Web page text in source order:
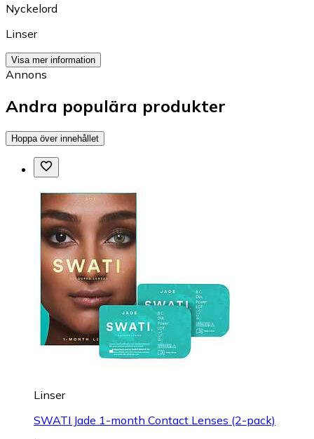
Nyckelord
Linser
Visa mer information
Annons
Andra populära produkter
Hoppa över innehållet
Linser
SWATI Jade 1-month Contact Lenses (2-pack)